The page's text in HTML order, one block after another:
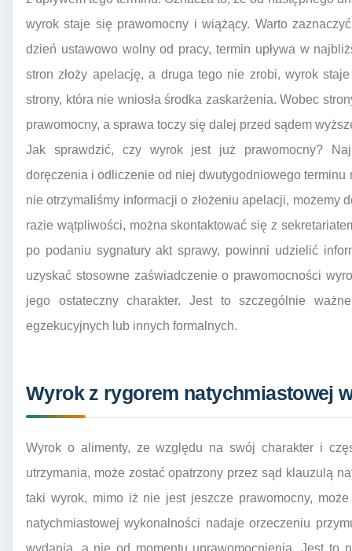
wyrok staje się prawomocny i wiążący. Warto
dzień ustawowo wolny od pracy, termin upływa w
stron złoży apelację, a druga tego nie zrobi, wyrok
strony, która nie wniosła środka zaskarżenia. Wobec
prawomocny, a sprawa toczy się dalej przed sądem
Jak sprawdzić, czy wyrok jest już prawomocny?
doręczenia i odliczenie od niej dwutygodniowego terminu
nie otrzymaliśmy informacji o złożeniu apelacji, możemy
razie wątpliwości, można skontaktować się z
po podaniu sygnatury akt sprawy, powinni udzielić
uzyskać stosowne zaświadczenie o prawomocności
jego ostateczny charakter. Jest to szczególnie
egzekucyjnych lub innych formalnych.
Wyrok z rygorem natychmiastowej
Wyrok o alimenty, ze względu na swój charakter i
utrzymania, może zostać opatrzony przez sąd klauzulą
taki wyrok, mimo iż nie jest jeszcze prawomocny,
natychmiastowej wykonalności nadaje orzeczeniu